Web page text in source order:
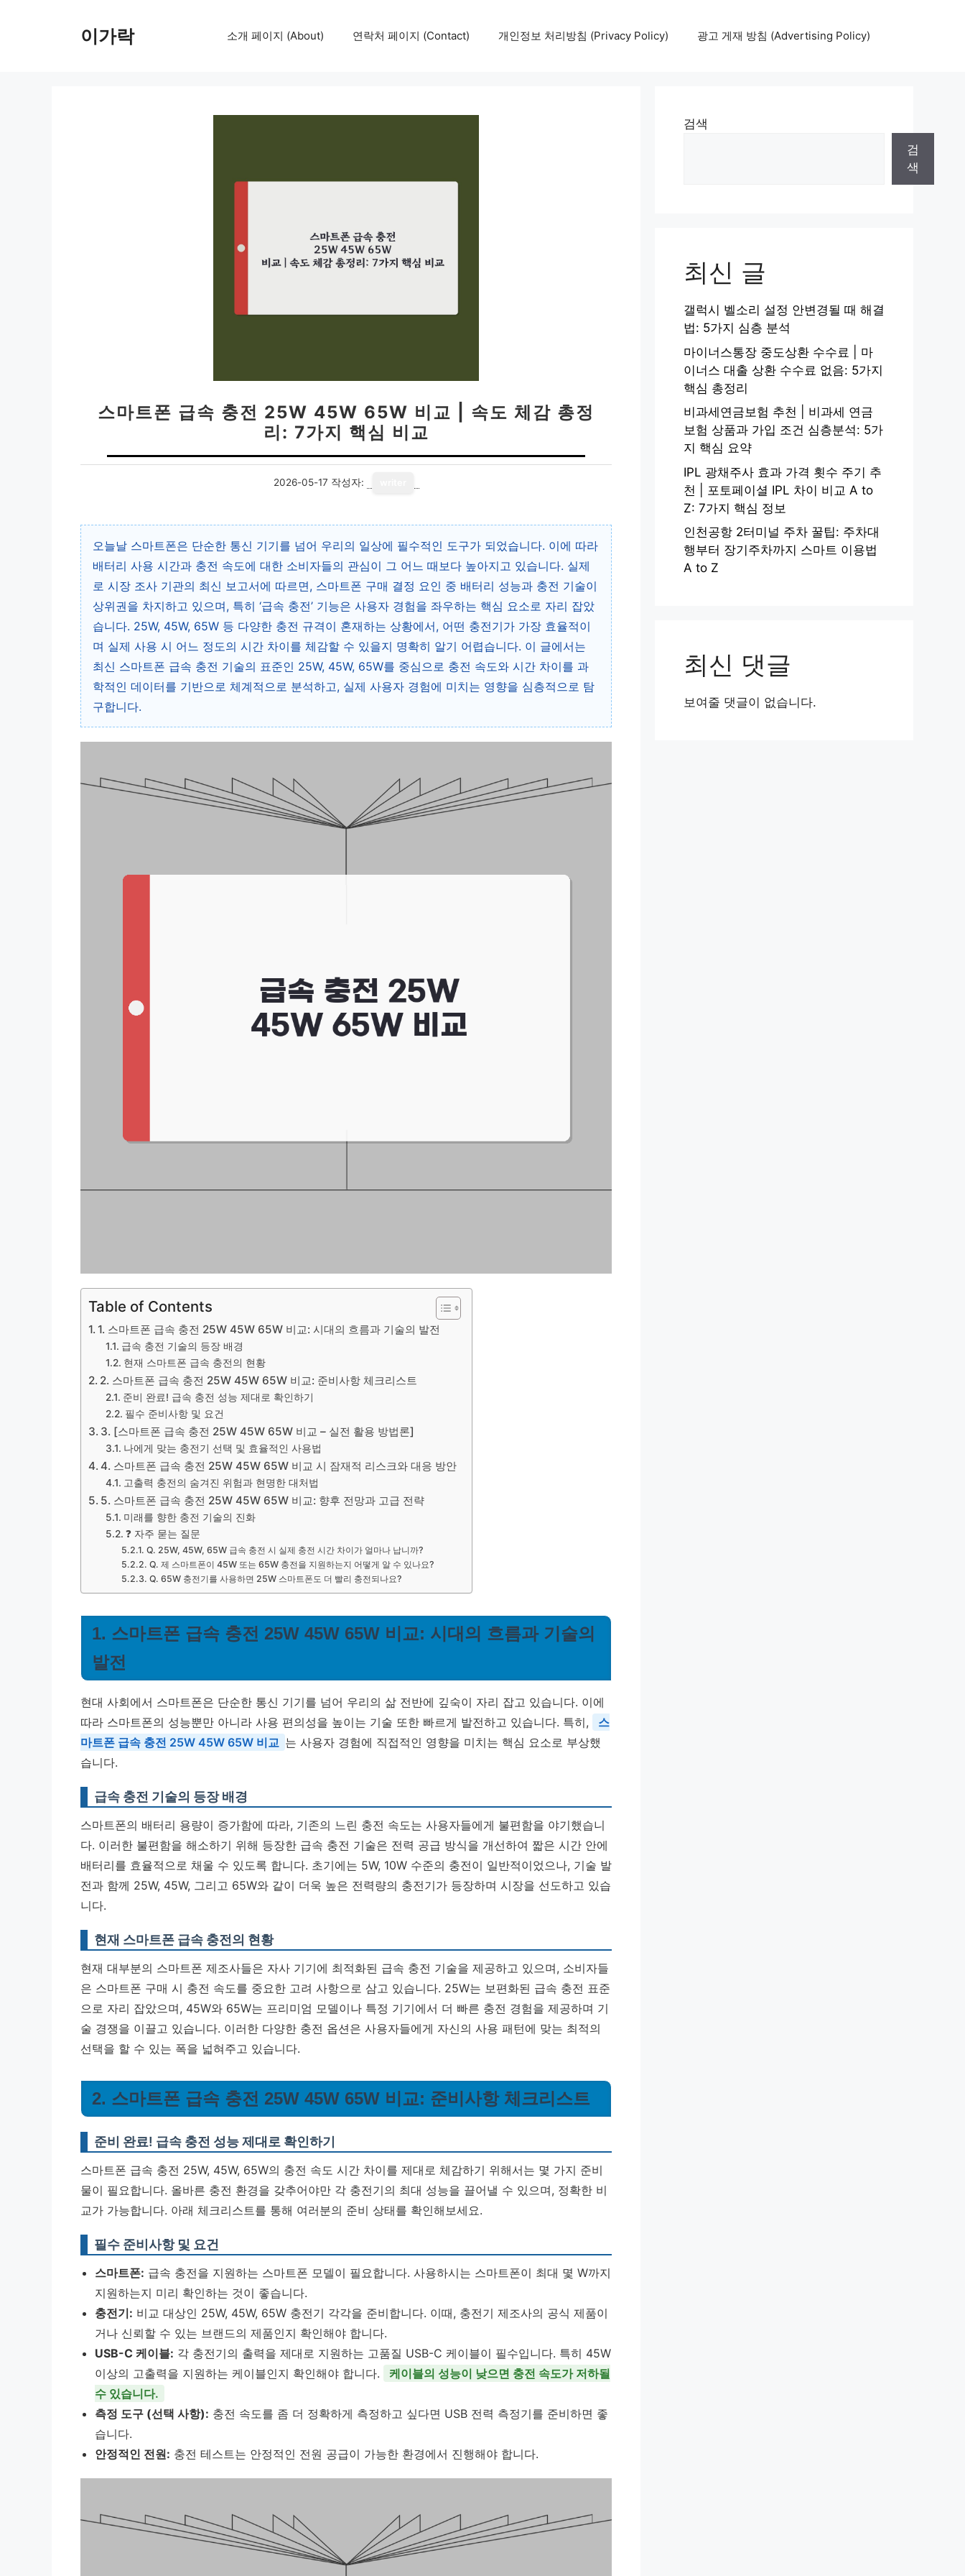
이가락 소개 페이지 (About) 연락처 페이지 (Contact) 개인정보 처리방침 (Privacy Policy) 광고 게재 방침 (Advertising Policy)
스마트폰 급속 충전 25W 45W 65W 비교 | 속도 체감 총정
리: 7가지 핵심 비교
2026-05-17 작성자:
오늘날 스마트폰은 단순한 통신 기기를 넘어 우리의 일상에 필수적인 도구가 되었습니다. 이에 따라
배터리 사용 시간과 충전 속도에 대한 소비자들의 관심이 그 어느 때보다 높아지고 있습니다. 실제
로 시장 조사 기관의 최신 보고서에 따르면, 스마트폰 구매 결정 요인 중 배터리 성능과 충전 기술이
상위권을 차지하고 있으며, 특히 ‘급속 충전’ 기능은 사용자 경험을 좌우하는 핵심 요소로 자리 잡았
습니다. 25W, 45W, 65W 등 다양한 충전 규격이 혼재하는 상황에서, 어떤 충전기가 가장 효율적이
며 실제 사용 시 어느 정도의 시간 차이를 체감할 수 있을지 명확히 알기 어렵습니다. 이 글에서는
최신 스마트폰 급속 충전 기술의 표준인 25W, 45W, 65W를 중심으로 충전 속도와 시간 차이를 과
학적인 데이터를 기반으로 체계적으로 분석하고, 실제 사용자 경험에 미치는 영향을 심층적으로 탐
구합니다.
Table of Contents
1. 스마트폰 급속 충전 25W 45W 65W 비교: 시대의 흐름과 기술의 발전
급속 충전 기술의 등장 배경
현재 스마트폰 급속 충전의 현황
2. 스마트폰 급속 충전 25W 45W 65W 비교: 준비사항 체크리스트
준비 완료! 급속 충전 성능 제대로 확인하기
필수 준비사항 및 요건
3. [스마트폰 급속 충전 25W 45W 65W 비교 – 실전 활용 방법론]
나에게 맞는 충전기 선택 및 효율적인 사용법
4. 스마트폰 급속 충전 25W 45W 65W 비교 시 잠재적 리스크와 대응 방안
고출력 충전의 숨겨진 위험과 현명한 대처법
5. 스마트폰 급속 충전 25W 45W 65W 비교: 향후 전망과 고급 전략
미래를 향한 충전 기술의 진화
❓ 자주 묻는 질문
Q. 25W, 45W, 65W 급속 충전 시 실제 충전 시간 차이가 얼마나 납니까?
Q. 제 스마트폰이 45W 또는 65W 충전을 지원하는지 어떻게 알 수 있나요?
Q. 65W 충전기를 사용하면 25W 스마트폰도 더 빨리 충전되나요?
1. 스마트폰 급속 충전 25W 45W 65W 비교: 시대의 흐름과 기술의
발전
현대 사회에서 스마트폰은 단순한 통신 기기를 넘어 우리의 삶 전반에 깊숙이 자리 잡고 있습니다. 이에
따라 스마트폰의 성능뿐만 아니라 사용 편의성을 높이는 기술 또한 빠르게 발전하고 있습니다. 특히,
스
마트폰 급속 충전 25W 45W 65W 비교 는 사용자 경험에 직접적인 영향을 미치는 핵심 요소로 부상했
습니다.
급속 충전 기술의 등장 배경
스마트폰의 배터리 용량이 증가함에 따라, 기존의 느린 충전 속도는 사용자들에게 불편함을 야기했습니
다. 이러한 불편함을 해소하기 위해 등장한 급속 충전 기술은 전력 공급 방식을 개선하여 짧은 시간 안에
배터리를 효율적으로 채울 수 있도록 합니다. 초기에는 5W, 10W 수준의 충전이 일반적이었으나, 기술 발
전과 함께 25W, 45W, 그리고 65W와 같이 더욱 높은 전력량의 충전기가 등장하며 시장을 선도하고 있습
니다.
현재 스마트폰 급속 충전의 현황
현재 대부분의 스마트폰 제조사들은 자사 기기에 최적화된 급속 충전 기술을 제공하고 있으며, 소비자들
은 스마트폰 구매 시 충전 속도를 중요한 고려 사항으로 삼고 있습니다. 25W는 보편화된 급속 충전 표준
으로 자리 잡았으며, 45W와 65W는 프리미엄 모델이나 특정 기기에서 더 빠른 충전 경험을 제공하며 기
술 경쟁을 이끌고 있습니다. 이러한 다양한 충전 옵션은 사용자들에게 자신의 사용 패턴에 맞는 최적의
선택을 할 수 있는 폭을 넓혀주고 있습니다.
2. 스마트폰 급속 충전 25W 45W 65W 비교: 준비사항 체크리스트
준비 완료! 급속 충전 성능 제대로 확인하기
스마트폰 급속 충전 25W, 45W, 65W의 충전 속도 시간 차이를 제대로 체감하기 위해서는 몇 가지 준비
물이 필요합니다. 올바른 충전 환경을 갖추어야만 각 충전기의 최대 성능을 끌어낼 수 있으며, 정확한 비
교가 가능합니다. 아래 체크리스트를 통해 여러분의 준비 상태를 확인해보세요.
필수 준비사항 및 요건
스마트폰: 급속 충전을 지원하는 스마트폰 모델이 필요합니다. 사용하시는 스마트폰이 최대 몇 W까지
지원하는지 미리 확인하는 것이 좋습니다.
충전기: 비교 대상인 25W, 45W, 65W 충전기 각각을 준비합니다. 이때, 충전기 제조사의 공식 제품이
거나 신뢰할 수 있는 브랜드의 제품인지 확인해야 합니다.
USB-C 케이블: 각 충전기의 출력을 제대로 지원하는 고품질 USB-C 케이블이 필수입니다. 특히 45W
이상의 고출력을 지원하는 케이블인지 확인해야 합니다.
케이블의 성능이 낮으면 충전 속도가 저하될
수 있습니다.
측정 도구 (선택 사항): 충전 속도를 좀 더 정확하게 측정하고 싶다면 USB 전력 측정기를 준비하면 좋
습니다.
안정적인 전원: 충전 테스트는 안정적인 전원 공급이 가능한 환경에서 진행해야 합니다.
검색
검
색
최신 글
갤럭시 벨소리 설정 안변경될 때 해결
법: 5가지 심층 분석
마이너스통장 중도상환 수수료 | 마
이너스 대출 상환 수수료 없음: 5가지
핵심 총정리
비과세연금보험 추천 | 비과세 연금
보험 상품과 가입 조건 심층분석: 5가
지 핵심 요약
IPL 광채주사 효과 가격 횟수 주기 추
천 | 포토페이셜 IPL 차이 비교 A to
Z: 7가지 핵심 정보
인천공항 2터미널 주차 꿀팁: 주차대
행부터 장기주차까지 스마트 이용법
A to Z
최신 댓글
보여줄 댓글이 없습니다.